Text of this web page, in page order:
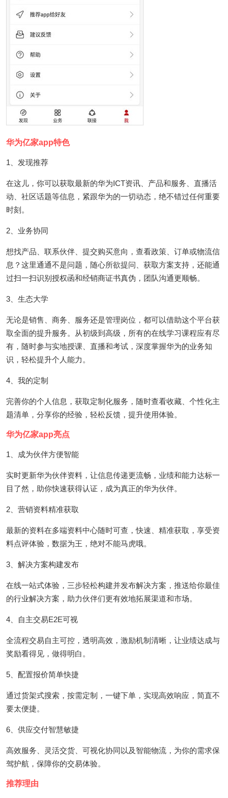
华为亿家app特色
1、发现推荐
在这儿，你可以获取最新的华为ICT资讯、产品和服务、直播活
动、社区话题等信息，紧跟华为的一切动态，绝不错过任何重要
时刻。
2、业务协同
想找产品、联系伙伴、提交购买意向，查看政策、订单或物流信
息？这里通通不是问题，随心所欲提问、获取方案支持，还能通
过扫一扫识别授权函和经销商证书真伪，团队沟通更顺畅。
3、生态大学
无论是销售、商务、服务还是管理岗位，都可以借助这个平台获
取全面的提升服务。从初级到高级，所有的在线学习课程应有尽
有，随时参与实地授课、直播和考试，深度掌握华为的业务知
识，轻松提升个人能力。
4、我的定制
完善你的个人信息，获取定制化服务，随时查看收藏、个性化主
题清单，分享你的经验，轻松反馈，提升使用体验。
华为亿家app亮点
1、成为伙伴方便智能
实时更新华为伙伴资料，让信息传递更流畅，业绩和能力达标一
目了然，助你快速获得认证，成为真正的华为伙伴。
2、营销资料精准获取
最新的资料在多端资料中心随时可查，快速、精准获取，享受资
料点评体验，数据为王，绝对不能马虎哦。
3、解决方案构建发布
在线一站式体验，三步轻松构建并发布解决方案，推送给你最佳
的行业解决方案，助力伙伴们更有效地拓展渠道和市场。
4、自主交易E2E可视
全流程交易自主可控，透明高效，激励机制清晰，让业绩达成与
奖励看得见，做得明白。
5、配置报价简单快捷
通过货架式搜索，按需定制，一键下单，实现高效响应，简直不
要太便捷。
6、供应交付智慧敏捷
高效服务、灵活交货、可视化协同以及智能物流，为你的需求保
驾护航，保障你的交易体验。
推荐理由